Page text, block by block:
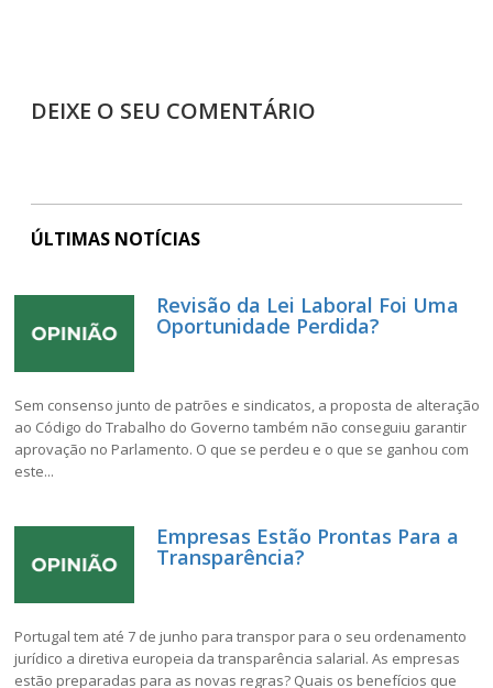
DEIXE O SEU COMENTÁRIO
ÚLTIMAS NOTÍCIAS
Revisão da Lei Laboral Foi Uma
Oportunidade Perdida?
Sem consenso junto de patrões e sindicatos, a proposta de alteração
ao Código do Trabalho do Governo também não conseguiu garantir
aprovação no Parlamento. O que se perdeu e o que se ganhou com
este...
Empresas Estão Prontas Para a
Transparência?
Portugal tem até 7 de junho para transpor para o seu ordenamento
jurídico a diretiva europeia da transparência salarial. As empresas
estão preparadas para as novas regras? Quais os benefícios que